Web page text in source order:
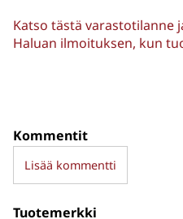
Katso tästä varastotilanne
Haluan ilmoituksen, kun
Kommentit
Lisää kommentti
Tuotemerkki